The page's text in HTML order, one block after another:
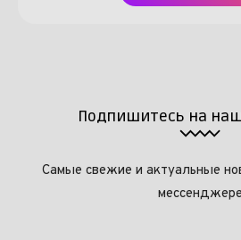
Подпишитесь на
Самые свежие и актуальные
мессенджере